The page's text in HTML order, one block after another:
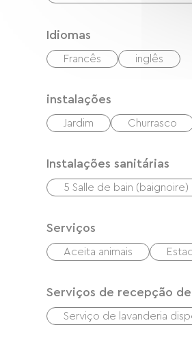
Idiomas
Francês inglês
instalações
Jardim Churrasco
Instalações sanitárias
5 Salle de bain (baignoire)
Serviços
Aceita animais
Serviços de recepção
Serviço de lavanderia